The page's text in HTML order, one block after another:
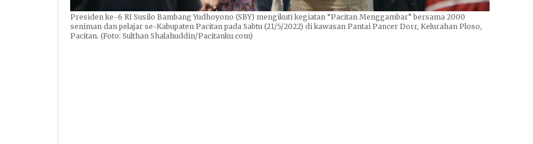
Presiden ke-6 RI Susilo Bambang Yudhoyono (SBY) mengikuti kegiatan “Pacitan Menggambar” bersama 2000
seniman dan pelajar se-Kabupaten Pacitan pada Sabtu (21/5/2022) di kawasan Pantai Pancer Dorr, Kelurahan Ploso,
Pacitan. (Foto: Sulthan Shalahuddin/Pacitanku.com)